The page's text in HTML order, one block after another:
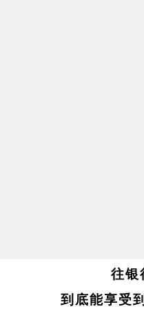
往银
到底能享受